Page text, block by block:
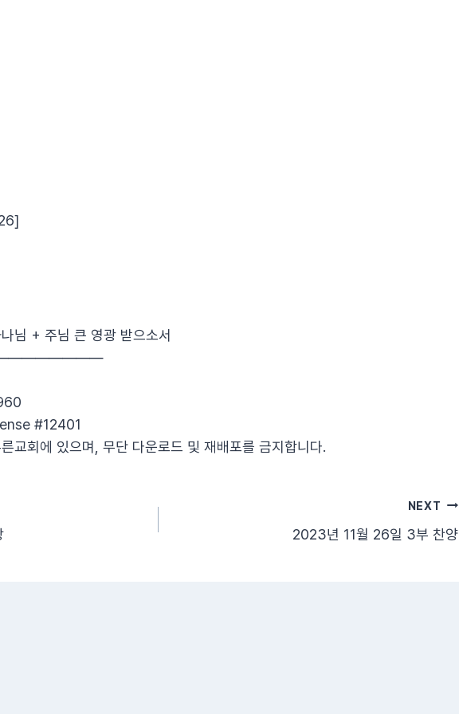
님 + 주님 큰 영광 받으소서
#12401
교회에 있으며, 무단 다운로드 및 재배포를 금지합니다.
NEXT
2023년 11월 26일 3부 찬양